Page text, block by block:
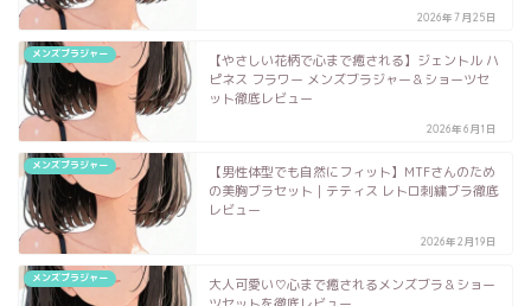
2026年7月25日
メンズブラジャー
【やさしい花柄で心まで癒される】ジェントル ハ
ピネス フラワー メンズブラジャー＆ショーツセ
ット徹底レビュー
2026年6月1日
メンズブラジャー
【男性体型でも自然にフィット】MTFさんのため
の美胸ブラセット｜テティス レトロ刺繍ブラ徹底
レビュー
2026年2月19日
メンズブラジャー
大人可愛い♡心まで癒されるメンズブラ＆ショー